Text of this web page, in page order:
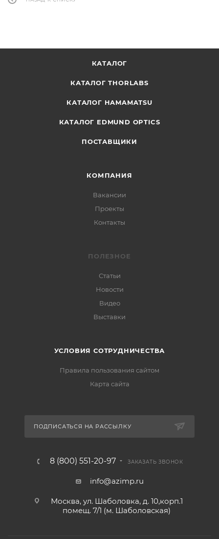
КАТАЛОГ
КАТАЛОГ THORLABS
КАТАЛОГ HAMAMATSU
КАТАЛОГ EDMUND OPTICS
ПОСТАВЩИКИ
КОМПАНИЯ
Вакансии
Проекты
Контакты
ПОЛЕЗНОЕ
Статьи
Новости
Видео
Выставки
УСЛОВИЯ СОТРУДНИЧЕСТВА
Правила пользования сайтом
Карта сайта
ПОДПИСАТЬСЯ НА РАССЫЛКУ
8 (800) 551-20-97 ЗАКАЗАТЬ ЗВОНОК
info@azimp.ru
Москва, ул. Шаболовка, д. 10,корп.1
помещ. 7/1 (м. Шаболовская)